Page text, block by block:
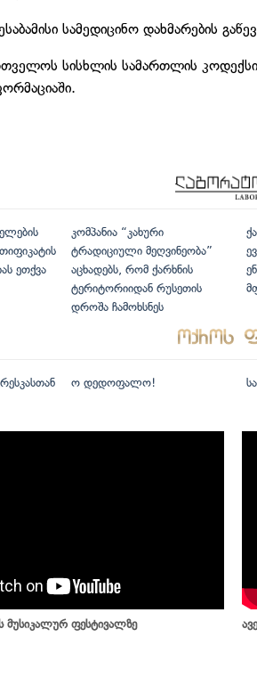
სამედიცინო დახმარების
სისხლის სამართლის
ეთქვა
კომპანია “კახური
ტრადიციული მეღვინეობა”
აცხადებს, რომ ქარხნის
ტერიტორიიდან რუსეთის
დროშა ჩამოხსნეს
ო დედოფალო!
მუსიკალურ ფესტივალზე